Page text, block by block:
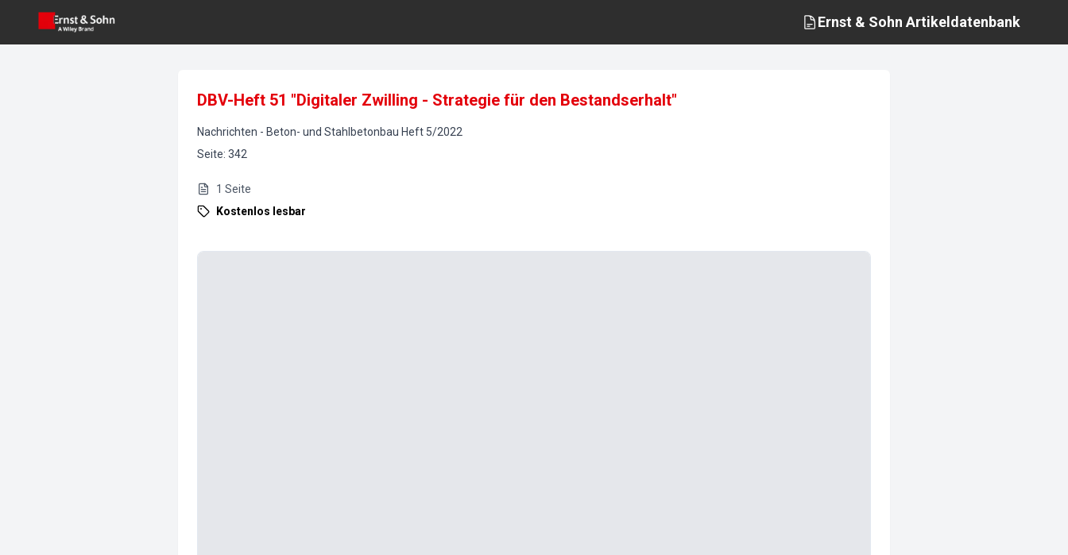
Ernst & Sohn Artikeldatenbank
DBV-Heft 51 "Digitaler Zwilling - Strategie für den Bestandserhalt"
Nachrichten - Beton- und Stahlbetonbau Heft 5/2022
Seite: 342
1 Seite
Kostenlos lesbar